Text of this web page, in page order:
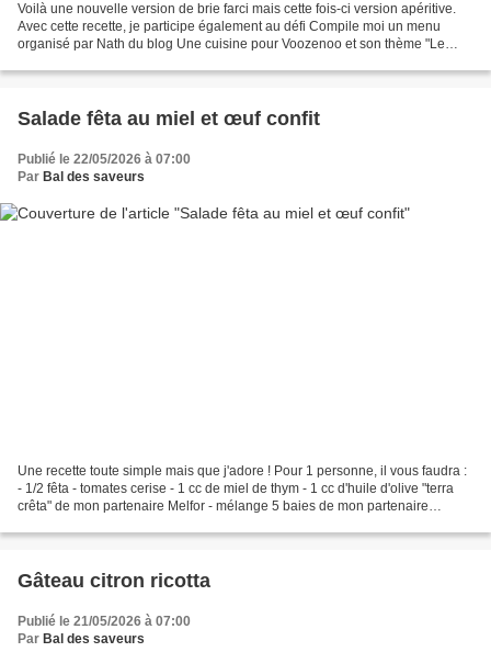
Voilà une nouvelle version de brie farci mais cette fois-ci version apéritive.
Avec cette recette, je participe également au défi Compile moi un menu
organisé par Nath du blog Une cuisine pour Voozenoo et son thème "Le
Salade fêta au miel et œuf confit
Publié le 22/05/2026 à 07:00
Par Bal des saveurs
Une recette toute simple mais que j'adore ! Pour 1 personne, il vous faudra :
- 1/2 fêta - tomates cerise - 1 cc de miel de thym - 1 cc d'huile d'olive "terra
crêta" de mon partenaire Melfor - mélange 5 baies de mon partenaire
Gâteau citron ricotta
Publié le 21/05/2026 à 07:00
Par Bal des saveurs